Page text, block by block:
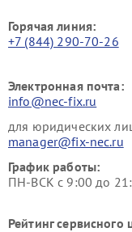
Горячая линия:
+7 (844) 290-70-26
Электронная почта:
info@nec-fix.ru
для юридических
manager@fix-nec.ru
График работы:
ПН-ВСК с 9:00 до
Рейтинг сервисного